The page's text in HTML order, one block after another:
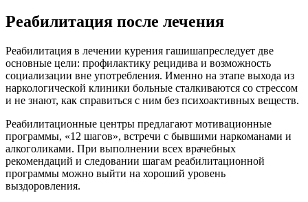
Реабилитация после лечения
Реабилитация в лечении курения гашишапреследует две
основные цели: профилактику рецидива и возможность
социализации вне употребления. Именно на этапе выхода из
наркологической клиники больные сталкиваются со стрессом
и не знают, как справиться с ним без психоактивных веществ.
Реабилитационные центры предлагают мотивационные
программы, «12 шагов», встречи с бывшими наркоманами и
алкоголиками. При выполнении всех врачебных
рекомендаций и следовании шагам реабилитационной
программы можно выйти на хороший уровень
выздоровления.